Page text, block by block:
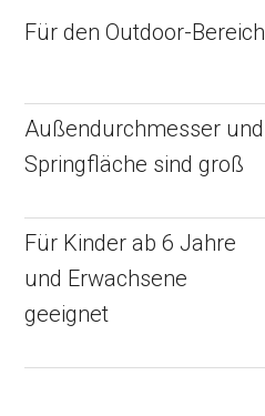
Für den Outdoor-Bereich
Außendurchmesser und
Springfläche sind groß
Für Kinder ab 6 Jahre
und Erwachsene
geeignet